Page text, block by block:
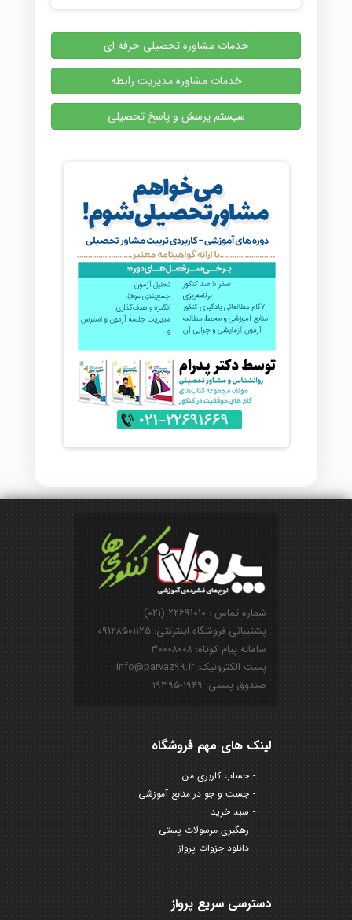
خدمات مشاوره تحصیلی حرفه ای
خدمات مشاوره مدیریت رابطه
سیستم پرسش و پاسخ تحصیلی
شماره تماس : ۲۲۶۹۱۰۱۰-(۰۲۱)
پشتیبانی فروشگاه اینترنتی: ۰۹۱۲۸۵۰۱۱۲۵
سامانه پیام کوتاه: ۳۰۰۰۸۰۰۸
پست الکترونیک: info@parvaz99.ir
صندوق پستی: ۱۹۴۹-۱۹۳۹۵
لینک های مهم فروشگاه
حساب کاربری من
جست و جو در منابع آموزشی
سبد خرید
رهگیری مرسولات پستی
دانلود جزوات پرواز
دسترسی سریع پرواز